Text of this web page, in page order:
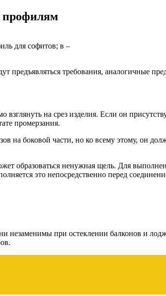
профилям
для софитов; в –
предъявляться требования, аналогичные
на срез изделия. Если он
промерзания.
на боковой части, но ко всему этому, он
образоваться ненужная щель. Для
это непосредственно перед
незаменимы при остеклении балконов и